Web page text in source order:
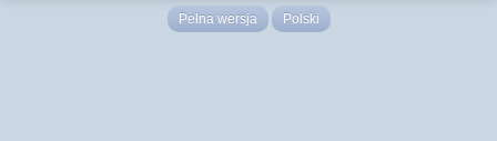
Pełna wersja Polski